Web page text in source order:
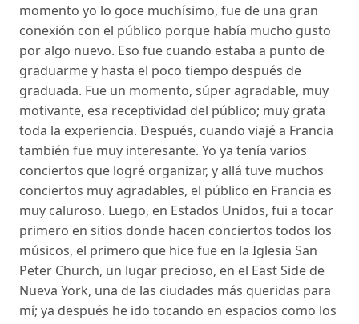
momento yo lo goce muchísimo, fue de una gran
conexión con el público porque había mucho gusto
por algo nuevo. Eso fue cuando estaba a punto de
graduarme y hasta el poco tiempo después de
graduada. Fue un momento, súper agradable, muy
motivante, esa receptividad del público; muy grata
toda la experiencia. Después, cuando viajé a Francia
también fue muy interesante. Yo ya tenía varios
conciertos que logré organizar, y allá tuve muchos
conciertos muy agradables, el público en Francia es
muy caluroso. Luego, en Estados Unidos, fui a tocar
primero en sitios donde hacen conciertos todos los
músicos, el primero que hice fue en la Iglesia San
Peter Church, un lugar precioso, en el East Side de
Nueva York, una de las ciudades más queridas para
mí; ya después he ido tocando en espacios como los